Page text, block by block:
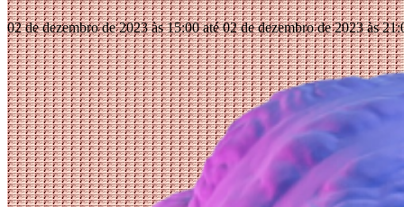
02 de dezembro de 2023 às 15:00 até 02 de dezembro de 2023 às